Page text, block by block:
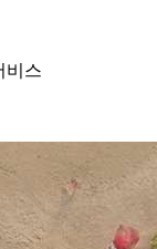
비스